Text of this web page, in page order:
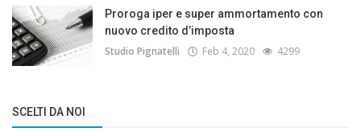
Proroga iper e super ammortamento con
nuovo credito d’imposta
Studio Pignatelli Feb 4, 2020 4299
SCELTI DA NOI